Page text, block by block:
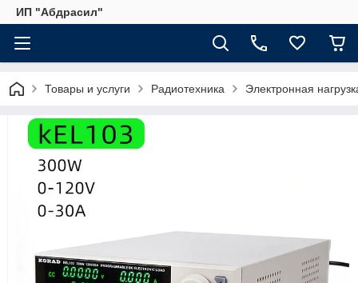
ИП "Абдрасил"
Товары и услуги Радиотехника Электронная